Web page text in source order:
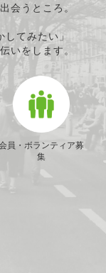
会うところ。
てみたい」
いをします。
員・ボランティア募
集